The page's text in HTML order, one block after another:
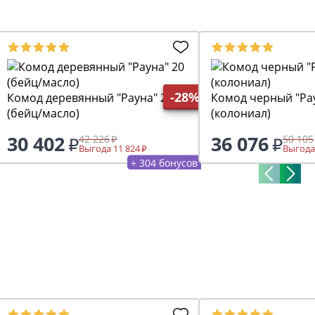
-28%
Комод деревянный "Рауна" 20
(бейц/масло)
30 402 42 226
Выгода 11 824
+ 304 бонусов
Комод черный
(колониал)
36 076 50 105